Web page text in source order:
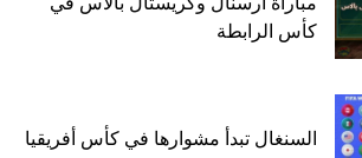
كأس الرابطة
السنغال تبدأ مشوارها في كأس أفريقيا